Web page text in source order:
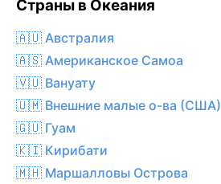
Страны в Океания
🇦🇺 Австралия
🇦🇸 Американское Самоа
🇻🇺 Вануату
🇺🇲 Внешние малые о-ва (США)
🇬🇺 Гуам
🇰🇮 Кирибати
🇲🇭 Маршалловы Острова